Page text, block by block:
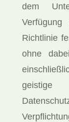
dem
Richtlinie
ohne